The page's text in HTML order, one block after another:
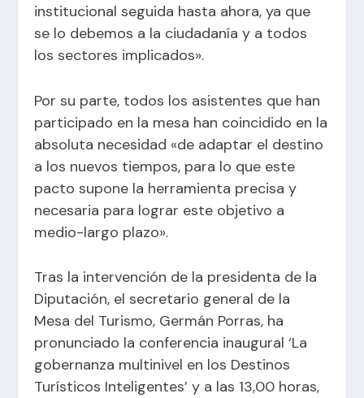
institucional seguida hasta ahora, ya que
se lo debemos a la ciudadanía y a todos
los sectores implicados».
Por su parte, todos los asistentes que han
participado en la mesa han coincidido en la
absoluta necesidad «de adaptar el destino
a los nuevos tiempos, para lo que este
pacto supone la herramienta precisa y
necesaria para lograr este objetivo a
medio-largo plazo».
Tras la intervención de la presidenta de la
Diputación, el secretario general de la
Mesa del Turismo, Germán Porras, ha
pronunciado la conferencia inaugural ‘La
gobernanza multinivel en los Destinos
Turísticos Inteligentes’ y a las 13,00 horas,